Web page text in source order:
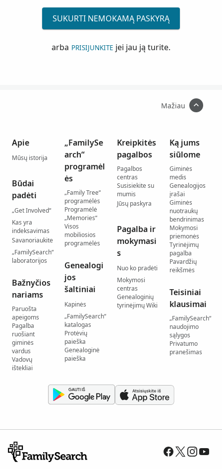
SUKURTI NEMOKAMĄ PASKYRĄ
arba PRISIJUNKITE jei jau ją turite.
Mažiau
Apie
Mūsų istorija
Būdai
padėti
„Get Involved“
Kas yra
indeksavimas
Savanoriaukite
„FamilySearch“
laboratorijos
Bažnyčios
nariams
Paruošta
apeigoms
Pagalba
ruošiant
giminės
vardus
Vadovų
ištekliai
„FamilySe
arch“
programėl
ės
„Family Tree“
programėlės
Programėlė
„Memories“
Visos
mobiliosios
programėlės
Genealogi
jos
šaltiniai
Kapinės
„FamilySearch“
katalogas
Protėvių
paieška
Genealoginė
paieška
Kreipkitės
pagalbos
Pagalbos
centras
Susisiekite su
mumis
Jūsų paskyra
Pagalba ir
mokymasi
s
Nuo ko pradėti
Mokymosi
centras
Genealoginių
tyrinėjimų Wiki
Ką jums
siūlome
Giminės
medis
Genealogijos
įrašai
Giminės
nuotraukų
bendrinimas
Mokymosi
priemonės
Tyrinėjimų
pagalba
Pavardžių
reikšmės
Teisiniai
klausimai
„FamilySearch“
naudojimo
sąlygos
Privatumo
pranešimas